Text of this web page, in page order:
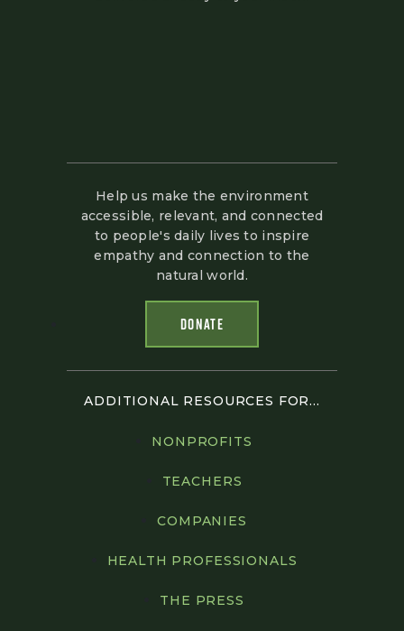
Help us make the environment
accessible, relevant, and connected
to people's daily lives to inspire
empathy and connection to the
natural world.
DONATE
ADDITIONAL RESOURCES FOR...
NONPROFITS
TEACHERS
COMPANIES
HEALTH PROFESSIONALS
THE PRESS